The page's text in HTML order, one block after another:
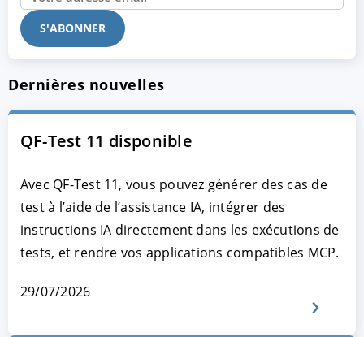
Dernières nouvelles
QF-Test 11 disponible
Avec QF-Test 11, vous pouvez générer des cas de
test à l’aide de l’assistance IA, intégrer des
instructions IA directement dans les exécutions de
tests, et rendre vos applications compatibles MCP.
29/07/2026